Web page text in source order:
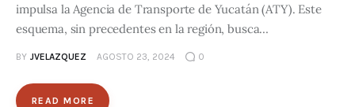
impulsa la Agencia de Transporte de Yucatán (ATY). Este
esquema, sin precedentes en la región, busca…
BY JVELAZQUEZ AGOSTO 23, 2024 0
READ MORE